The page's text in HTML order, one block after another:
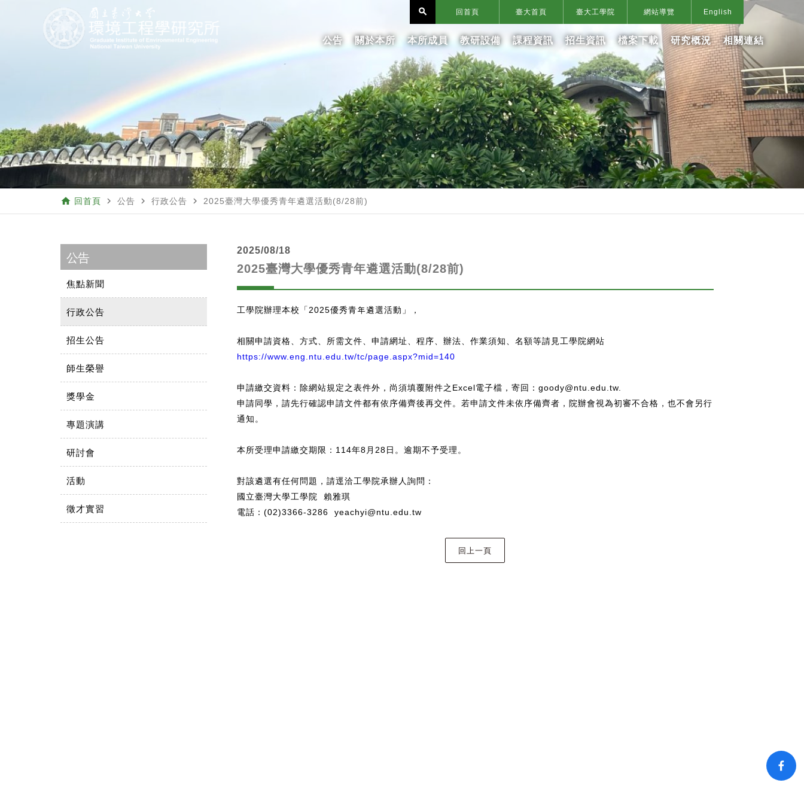
回首頁 臺大首頁 臺大工學院 網站導覽
search English
公告 關於本所 本所成員 教研設備 課程資訊 招生資訊 檔案下載 研究概況 相關連結
home 回首頁 navigate_next 公告 navigate_next 行政公告 navigate_next 2025臺灣大學優秀青年遴選活動(8/28前)
公告
焦點新聞
行政公告
招生公告
師生榮譽
獎學金
專題演講
研討會
活動
徵才實習
2025/08/18
2025臺灣大學優秀青年遴選活動(8/28前)
工學院辦理本校「2025優秀青年遴選活動」，
相關申請資格、方式、所需文件、申請網址、程序、辦法、作業須知、名額等請見工學院網站
https://www.eng.ntu.edu.tw/tc/page.aspx?mid=140
申請繳交資料：除網站規定之表件外，尚須填覆附件之Excel電子檔，寄回：goody@ntu.edu.tw.
申請同學，請先行確認申請文件都有依序備齊後再交件。若申請文件未依序備齊者，院辦會視為初審不合格，也不會另行
通知。
本所受理申請繳交期限：114年8月28日。逾期不予受理。
對該遴選有任何問題，請逕洽工學院承辦人詢問：
國立臺灣大學工學院 賴雅琪
電話：(02)3366-3286 yeachyi@ntu.edu.tw